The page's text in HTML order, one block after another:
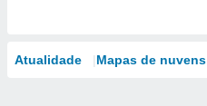
Atualidade Mapas de nuvens